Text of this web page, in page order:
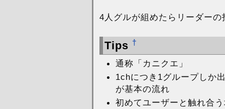
4人グルが組めたらリーダー
Tips †
通称「カニクエ」
1chにつき1グループしか
が基本の流れ
初めてユーザーと触れ合